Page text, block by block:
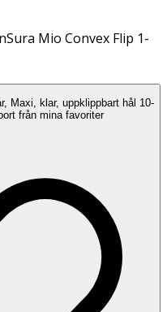
Mio Convex Flip 1-
Maxi, klar, uppklippbart hål 10-
från mina favoriter